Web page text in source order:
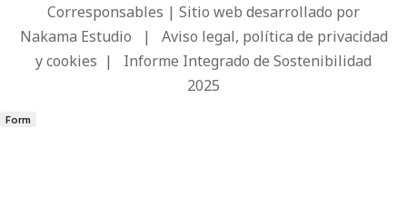
Corresponsables | Sitio web desarrollado por
Nakama Estudio | Aviso legal, política de privacidad
y cookies | Informe Integrado de Sostenibilidad
2025
Form